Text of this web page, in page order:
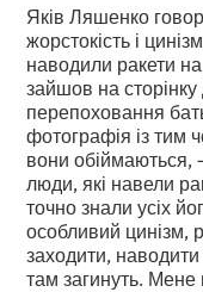
Яків Ляшенко
жорстокість і
наводили ракети
зайшов на
перепоховання
фотографія із тим
вони
люди, які навели
точно знали усіх
особливий цинізм,
заходити,
там загинуть.